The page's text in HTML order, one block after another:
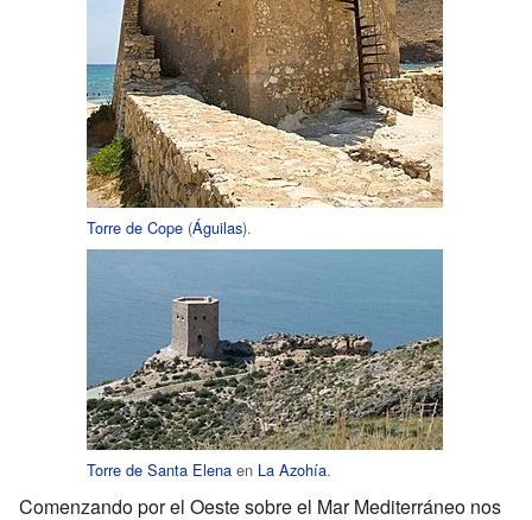
Torre de Cope (Águilas).
Torre de Santa Elena en La Azohía.
Comenzando por el Oeste sobre el Mar Mediterráneo nos